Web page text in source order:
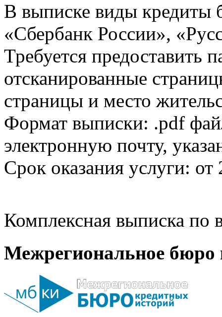
В выписке виды кредиты
«Сбербанк России»,
Требуется предоставить
отсканированные
страницы и место
Формат выписки: .pdf
электронную почту,
Срок оказания услуги: от
Комплексная выписка
Межрегиональное бюро